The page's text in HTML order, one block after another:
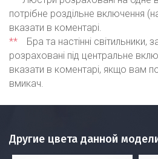
потрібне роздільне включення
вказати в коментарі.
**
Бра та настінні світильники,
розраховані під центральне
вказати в коментарі, якщо вам
вмикач.
Другие цвета данной